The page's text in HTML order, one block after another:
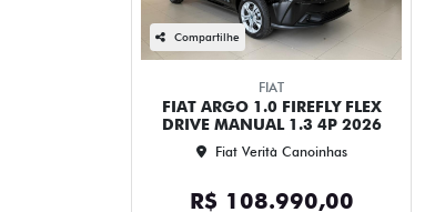
Compartilhe
FIAT
FIAT ARGO 1.0 FIREFLY FLEX
DRIVE MANUAL 1.3 4P 2026
Fiat Verità Canoinhas
R$ 108.990,00